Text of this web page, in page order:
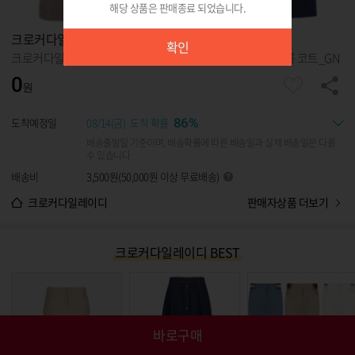
해당 상품은 판매종료 되었습니다.
확인